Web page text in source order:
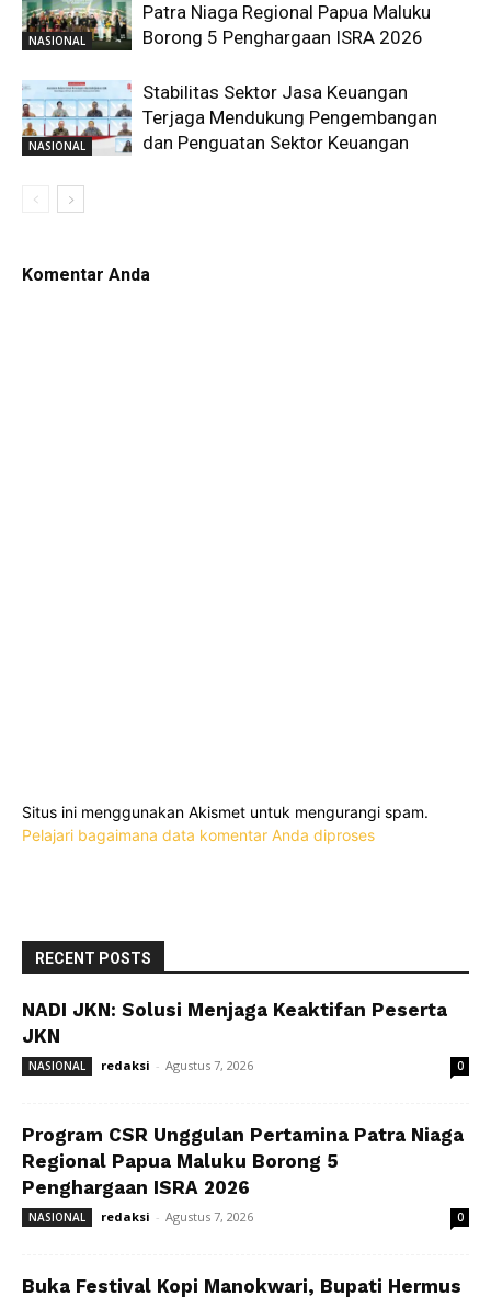
NASIONAL
Patra Niaga Regional Papua Maluku
Borong 5 Penghargaan ISRA 2026
NASIONAL
Stabilitas Sektor Jasa Keuangan
Terjaga Mendukung Pengembangan
dan Penguatan Sektor Keuangan
Komentar Anda
Situs ini menggunakan Akismet untuk mengurangi spam.
Pelajari bagaimana data komentar Anda diproses
RECENT POSTS
NADI JKN: Solusi Menjaga Keaktifan Peserta
JKN
NASIONAL redaksi - Agustus 7, 2026 0
Program CSR Unggulan Pertamina Patra Niaga
Regional Papua Maluku Borong 5
Penghargaan ISRA 2026
NASIONAL redaksi - Agustus 7, 2026 0
Buka Festival Kopi Manokwari, Bupati Hermus